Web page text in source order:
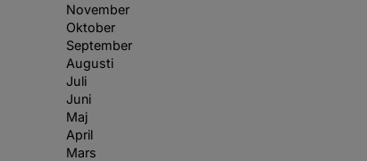
November
Oktober
September
Augusti
Juli
Juni
Maj
April
Mars